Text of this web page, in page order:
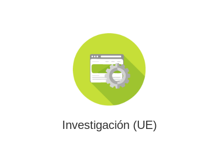
Investigación (UE)
Investigación (UE)
Impulsamos proyectos de I+D+i alineados con programas
europeos, conectando innovación tecnológica con
financiación estratégica.